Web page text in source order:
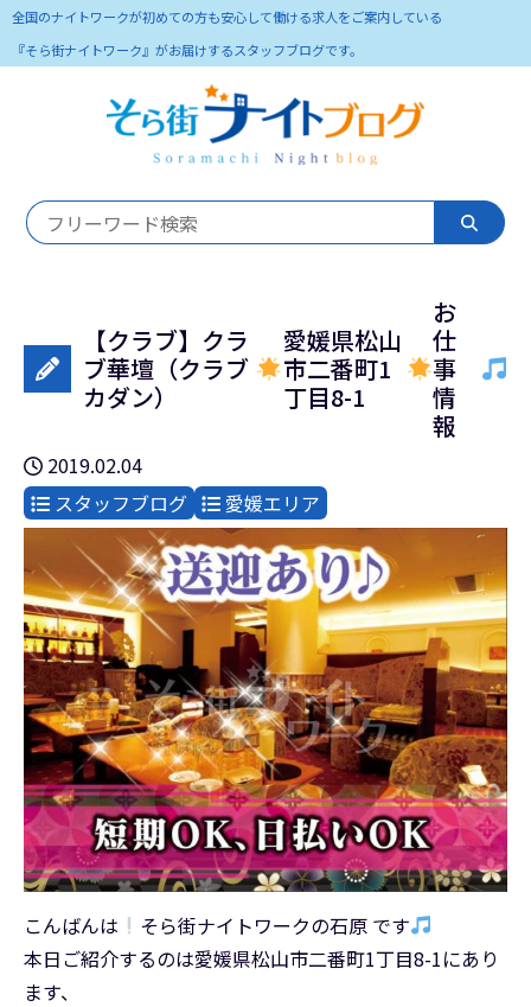
全国のナイトワークが初めての方も安心して働ける求人をご案内している
『そら街ナイトワーク』がお届けするスタッフブログです。
【クラブ】クラ
ブ華壇（クラブ
カダン）
愛媛県松山
市二番町1
丁目8-1
お
仕
事
情
報
2019.02.04
スタッフブログ
愛媛エリア
こんばんは
そら街ナイトワークの石原 です
本日ご紹介するのは愛媛県松山市二番町1丁目8-1にあり
ます、